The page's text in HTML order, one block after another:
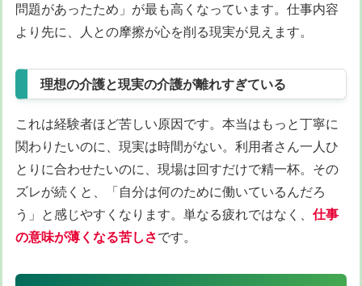
問題があったため」が最も高くなっています。仕事内容
より先に、人との摩擦が心を削る現実が見えます。
理想の介護と現実の介護が離れすぎている
これは経験者ほど苦しい原因です。本当はもっと丁寧に
関わりたいのに、現実は時間がない。利用者さん一人ひ
とりに合わせたいのに、現場は回すだけで精一杯。その
ズレが続くと、「自分は何のために働いているんだろ
う」と感じやすくなります。単なる疲れではなく、 仕事
の意味が薄くなる苦しさです。